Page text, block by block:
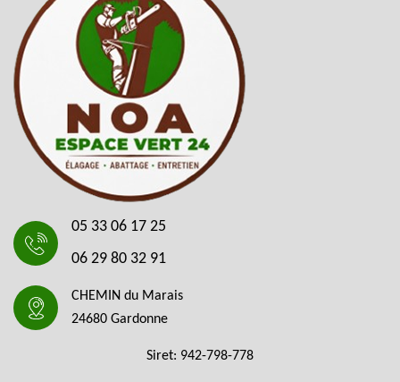
05 33 06 17 25
06 29 80 32 91
CHEMIN du Marais
24680 Gardonne
Siret: 942-798-778